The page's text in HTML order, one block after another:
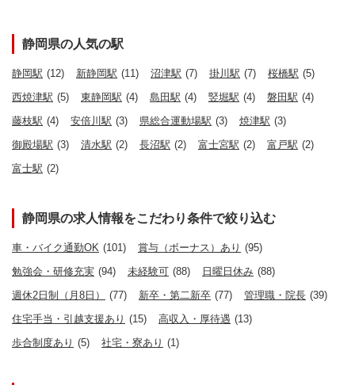
静岡県の人気の駅
静岡駅 (12) 新静岡駅 (11) 沼津駅 (7) 掛川駅 (7) 桜橋駅 (5)
西焼津駅 (5) 東静岡駅 (4) 島田駅 (4) 竪堀駅 (4) 磐田駅 (4)
藤枝駅 (4) 安倍川駅 (3) 県総合運動場駅 (3) 焼津駅 (3)
御殿場駅 (3) 清水駅 (2) 長沼駅 (2) 富士宮駅 (2) 富戸駅 (2)
富士駅 (2)
静岡県の求人情報をこだわり条件で絞り込む
車・バイク通勤OK (101) 賞与（ボーナス）あり (95)
勉強会・研修充実 (94) 未経験可 (88) 日曜日休み (88)
週休2日制（月8日）
(77) 新卒・第二新卒 (77) 管理職・院長 (39)
住宅手当・引越支援あり (15) 高収入・厚待遇 (13)
歩合制度あり (5) 社宅・寮あり (1)